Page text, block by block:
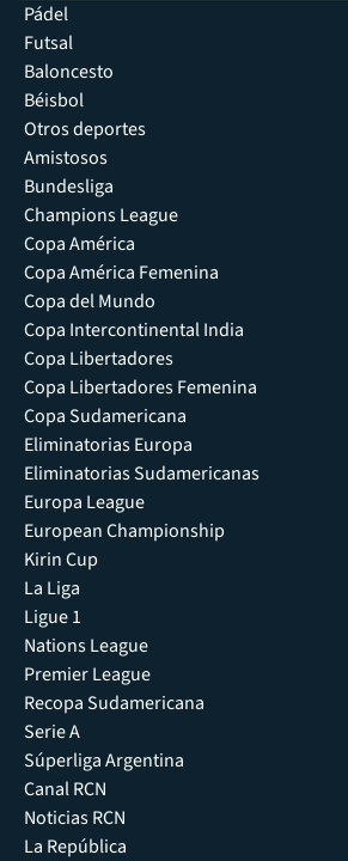
Pádel
Futsal
Baloncesto
Béisbol
Otros deportes
Amistosos
Bundesliga
Champions League
Copa América
Copa América Femenina
Copa del Mundo
Copa Intercontinental India
Copa Libertadores
Copa Libertadores Femenina
Copa Sudamericana
Eliminatorias Europa
Eliminatorias Sudamericanas
Europa League
European Championship
Kirin Cup
La Liga
Ligue 1
Nations League
Premier League
Recopa Sudamericana
Serie A
Súperliga Argentina
Canal RCN
Noticias RCN
La República